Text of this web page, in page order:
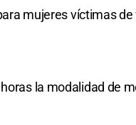
mujeres víctimas
la modalidad de